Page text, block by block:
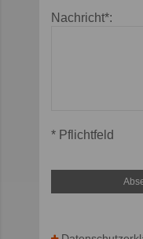
Nachricht*:
* Pflichtfeld